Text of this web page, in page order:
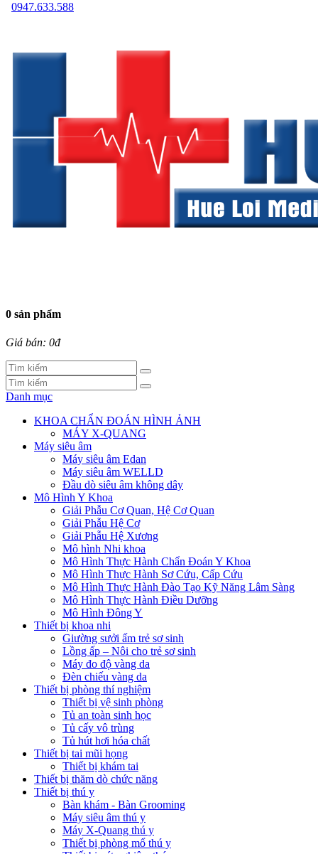
0947.633.588
0 sản phẩm
Giá bán: 0đ
Danh mục
KHOA CHẨN ĐOÁN HÌNH ẢNH
MÁY X-QUANG
Máy siêu âm
Máy siêu âm Edan
Máy siêu âm WELLD
Đầu dò siêu âm không dây
Mô Hình Y Khoa
Giải Phẫu Cơ Quan, Hệ Cơ Quan
Giải Phẫu Hệ Cơ
Giải Phẫu Hệ Xương
Mô hình Nhi khoa
Mô Hình Thực Hành Chẩn Đoán Y Khoa
Mô Hình Thực Hành Sơ Cứu, Cấp Cứu
Mô Hình Thực Hành Đào Tạo Kỹ Năng Lâm Sàng
Mô Hình Thực Hành Điều Dưỡng
Mô Hình Đông Y
Thiết bị khoa nhi
Giường sưởi ấm trẻ sơ sinh
Lồng ấp – Nôi cho trẻ sơ sinh
Máy đo độ vàng da
Đèn chiếu vàng da
Thiết bị phòng thí nghiệm
Thiết bị vệ sinh phòng
Tủ an toàn sinh học
Tủ cấy vô trùng
Tủ hút hơi hóa chất
Thiết bị tai mũi họng
Thiết bị khám tai
Thiết bị thăm dò chức năng
Thiết bị thú y
Bàn khám - Bàn Grooming
Máy siêu âm thú y
Máy X-Quang thú y
Thiết bị phòng mổ thú y